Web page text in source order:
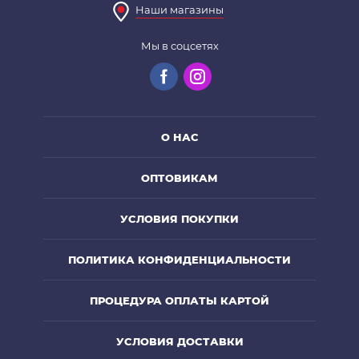
чистке, не сушитНаши магазины
Мы в соцсетях
О НАС
ОПТОВИКАМ
УСЛОВИЯ ПОКУПКИ
ПОЛИТИКА КОНФИДЕНЦИАЛЬНОСТИ
ПРОЦЕДУРА ОПЛАТЫ КАРТОЙ
УСЛОВИЯ ДОСТАВКИ